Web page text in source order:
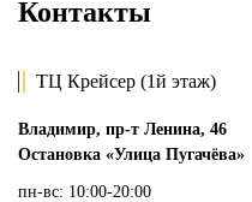
Контакты
ТЦ Крейсер (1й этаж)
Владимир, пр-т Ленина, 46
Остановка «Улица Пугачёва»
пн-вс: 10:00-20:00